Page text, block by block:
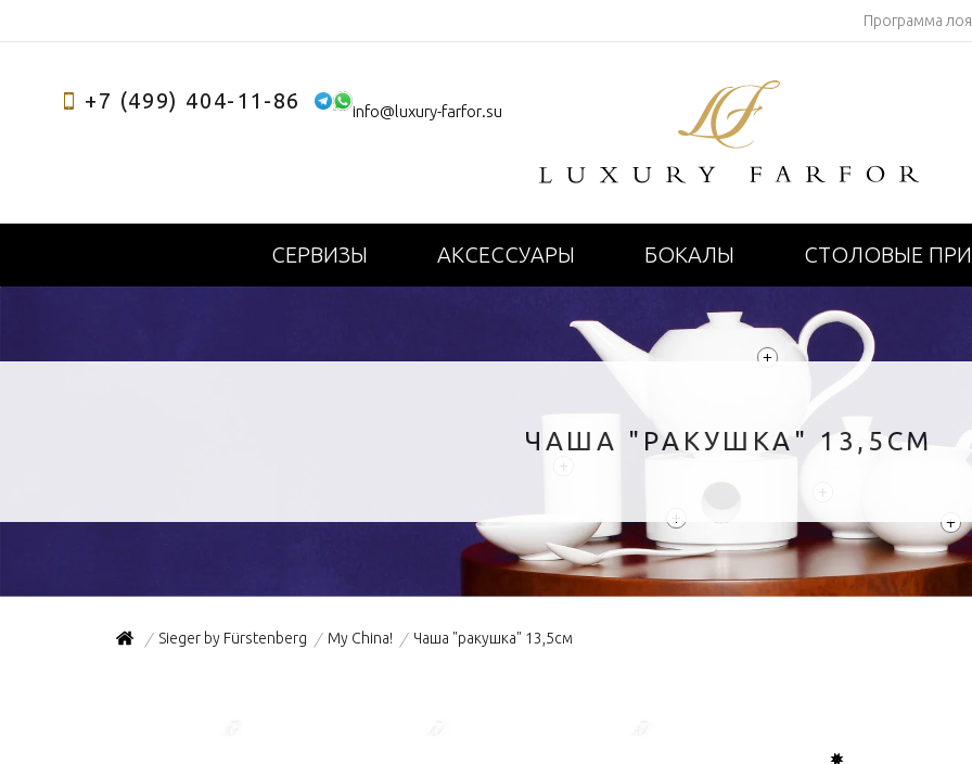
Программа
+7 (499) 404-11-86 info@luxury-farfor.su
СЕРВИЗЫ АКСЕССУАРЫ БОКАЛЫ СТОЛОВЫЕ
+
+ +
+
+
ЧАША "РАКУШКА" 13,5СМ
/ Sieger by Fürstenberg / My China! / Чаша "ракушка" 13,5см